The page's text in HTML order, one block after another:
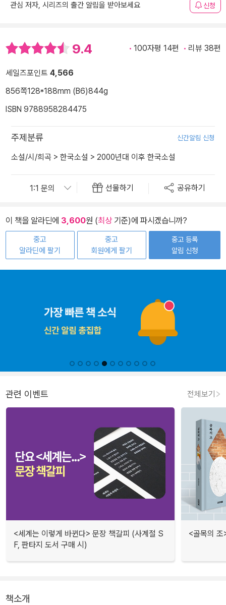
관심 저자, 시리즈의 출간 알림을 받아보세요 신청
9.4 100자평 14편 리뷰 38편
세일즈포인트 4,566
856쪽128*188mm (B6)844g
ISBN 9788958284475
주제분류 신간알림 신청
소설/시/희곡 > 한국소설 > 2000년대 이후 한국소설
선물하기 공유하기
이 책을 알라딘에 3,600원 (최상기준)에 파시겠습니까?
중고
알라딘에 팔기
중고
회원에게 팔기
중고 등록
알림 신청
관련 이벤트 전체보기
<세계는 이렇게 바뀐다> 문장 책갈피 (사계절 S
F, 판타지 도서 구매 시)
<골목의 조
책소개